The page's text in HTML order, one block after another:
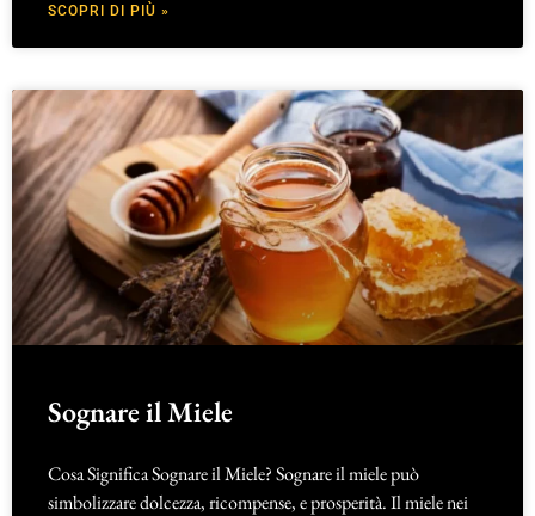
SCOPRI DI PIÙ »
Sognare il Miele
Cosa Significa Sognare il Miele? Sognare il miele può
simbolizzare dolcezza, ricompense, e prosperità. Il miele nei